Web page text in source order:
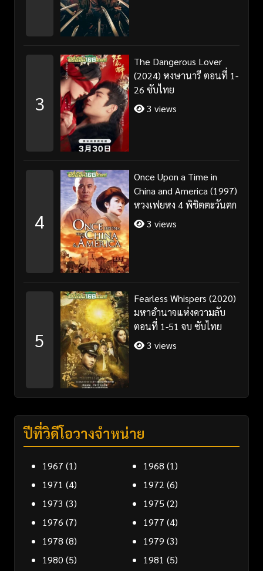
3
The Dangerous Lover
(2024) หงษานารี ตอนที่ 1-
26 ซับไทย
3 views
4
Once Upon a Time in
China and America (1997)
หวงเฟยหง 4 พิชิตตะวันตก
3 views
5
Fearless Whispers (2020)
มหาอำนาจแห่งความลับ
ตอนที่ 1-51 จบ ซับไทย
3 views
ปีที่วิดีโอวางจำหน่าย
1967 (1) 1968 (1)
1971 (4) 1972 (6)
1973 (3) 1975 (2)
1976 (7) 1977 (4)
1978 (8) 1979 (3)
1980 (5) 1981 (5)